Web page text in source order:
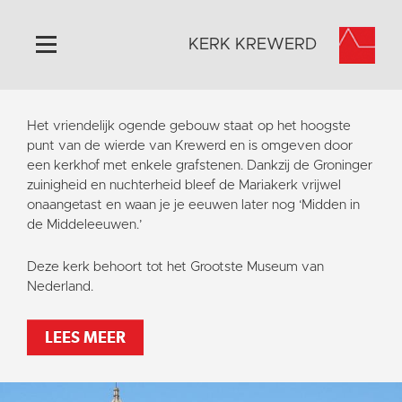
Home
Algemeen
Historie
Omgeving
Het Grootste Museum
Activiteiten
Steun ons
Contact
Vaktaal
KERK KREWERD
Het vriendelijk ogende gebouw staat op het hoogste
punt van de wierde van Krewerd en is omgeven door
een kerkhof met enkele grafstenen. Dankzij de Groninger
zuinigheid en nuchterheid bleef de Mariakerk vrijwel
onaangetast en waan je je eeuwen later nog ‘Midden in
de Middeleeuwen.’
Deze kerk behoort tot het Grootste Museum van
Nederland.
LEES MEER